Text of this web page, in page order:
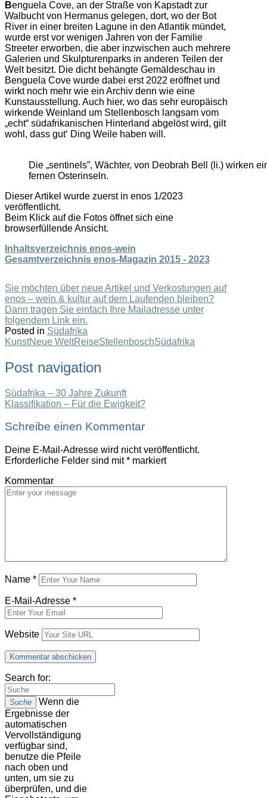
Benguela Cove, an der Straße von Kapstadt zur
Walbucht von Hermanus gelegen, dort, wo der Bot
River in einer breiten Lagune in den Atlantik mündet,
wurde erst vor wenigen Jahren von der Familie
Streeter erworben, die aber inzwischen auch mehrere
Galerien und Skulpturenparks in anderen Teilen der
Welt besitzt. Die dicht behängte Gemäldeschau in
Benguela Cove wurde dabei erst 2022 eröffnet und
wirkt noch mehr wie ein Archiv denn wie eine
Kunstausstellung. Auch hier, wo das sehr europäisch
wirkende Weinland um Stellenbosch langsam vom
„echt“ südafrikanischen Hinterland abgelöst wird, gilt
wohl, dass gut‘ Ding Weile haben will.
Die „sentinels”, Wächter, von Deobrah Bell (li.) wirken
fernen Osterinseln.
Dieser Artikel wurde zuerst in enos 1/2023
veröffentlicht.
Beim Klick auf die Fotos öffnet sich eine
browserfüllende Ansicht.
Inhaltsverzeichnis enos-wein
Gesamtverzeichnis enos-Magazin 2015 - 2023
Sie möchten über neue Artikel und Verkostungen auf
enos – wein & kultur auf dem Laufenden bleiben?
Dann tragen Sie einfach Ihre Mailadresse unter
folgendem Link ein.
Posted in Südafrika
KunstNeue WeltReiseStellenboschSüdafrika
Post navigation
Südafrika – 30 Jahre Zukunft
Klassifikation – Für die Ewigkeit?
Schreibe einen Kommentar
Deine E-Mail-Adresse wird nicht veröffentlicht.
Erforderliche Felder sind mit* markiert
Kommentar
Name *
E-Mail-Adresse *
Website
Search for:
Suche
Wenn die
Ergebnisse der
automatischen
Vervollständigung
verfügbar sind,
benutze die Pfeile
nach oben und
unten, um sie zu
überprüfen, und die